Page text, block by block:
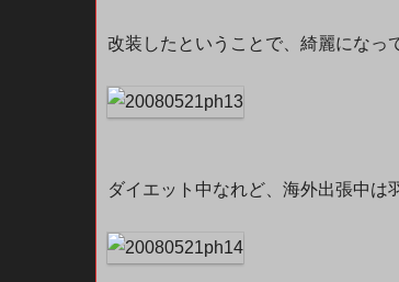
改装したということで、綺麗にな
ダイエット中なれど、海外出張中は